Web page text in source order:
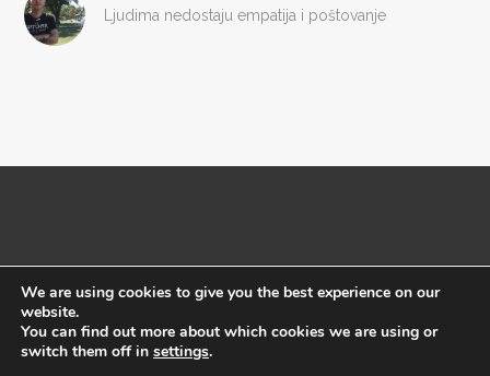
Ljudima nedostaju empatija i poštovanje
Copyright © Megafon 2016
Početna
Impresum
We are using cookies to give you the best experience on our
website.
You can find out more about which cookies we are using or
switch them off in settings.